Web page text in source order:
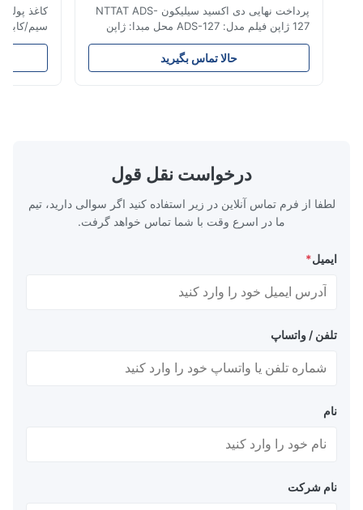
پرداخت نهایی دی اکسید سیلیکون NTTAT ADS-
127 ژاپن فیلم مدل: ADS-127 محل مبدا: ژاپن
جزئیات سریع particles ذرات اسپری یکنواخت
روی سطح روکش شده intensity شدت و انعطاف
پذیری خوب ، مناسب برای پرداخت در جنبه های
حالا تماس بگیرید
کاغذ پولیش
سیم/کابل
بالا.4.
درخواست نقل قول
لطفا از فرم تماس آنلاین در زیر استفاده کنید اگر سوالی دارید، تیم
ما در اسرع وقت با شما تماس خواهد گرفت.
*
تلفن / واتساپ
نام شرکت